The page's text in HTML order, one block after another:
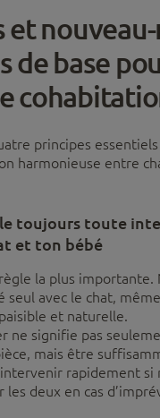
et nouveau-
de base
principes
harmonieuse entre
toujours toute
et ton bébé
règle la plus importante.
seul avec le chat,
et naturelle.
ne signifie pas
mais être
rapidement si
les deux en cas